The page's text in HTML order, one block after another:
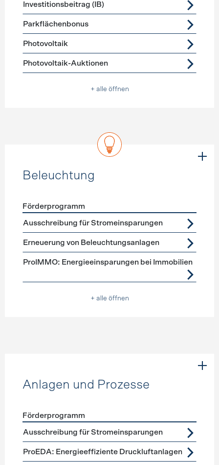
Investitionsbeitrag (IB)
Parkflächenbonus
Photovoltaik
Photovoltaik-Auktionen
+ alle öffnen
Beleuchtung
Förderprogramme Beleuchtung
Förderprogramm
Ausschreibung für Stromeinsparungen
Erneuerung von Beleuchtungsanlagen
ProIMMO: Energieeinsparungen bei Immobilien
+ alle öffnen
Anlagen und Prozesse
Förderprogramme Anlagen und Prozesse
Förderprogramm
Ausschreibung für Stromeinsparungen
ProEDA: Energieeffiziente Druckluftanlagen